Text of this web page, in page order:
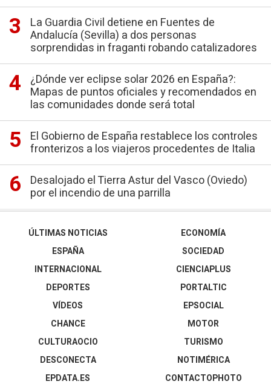
La Guardia Civil detiene en Fuentes de
Andalucía (Sevilla) a dos personas
sorprendidas in fraganti robando catalizadores
¿Dónde ver eclipse solar 2026 en España?:
Mapas de puntos oficiales y recomendados en
las comunidades donde será total
El Gobierno de España restablece los controles
fronterizos a los viajeros procedentes de Italia
Desalojado el Tierra Astur del Vasco (Oviedo)
por el incendio de una parrilla
ÚLTIMAS NOTICIAS
ESPAÑA
INTERNACIONAL
DEPORTES
VÍDEOS
ECONOMÍA
SOCIEDAD
CIENCIAPLUS
PORTALTIC
EPSOCIAL
CHANCE
CULTURAOCIO
DESCONECTA
EPDATA.ES
MOTOR
TURISMO
NOTIMÉRICA
CONTACTOPHOTO